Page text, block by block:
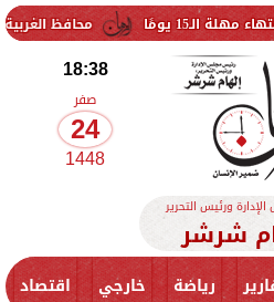
محافظ الغربية يتفقد
18:38
صفر
24
1448
ورئيس التحرير
شرشر
رياضة خارجي اقتصاد